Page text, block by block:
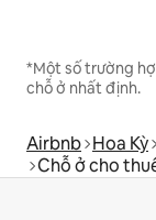
*Một số trường
chỗ ở nhất định.
Airbnb Hoa Kỳ
Chỗ ở cho